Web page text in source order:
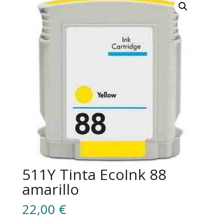
511Y Tinta EcoInk 88
amarillo
22,00 €